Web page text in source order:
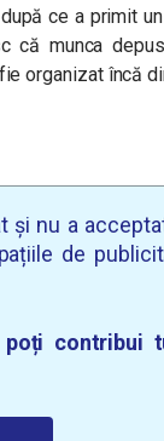
ce a primit
că munca
organizat încă
și nu a
de
contribui